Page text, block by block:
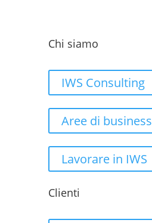
Chi siamo
IWS Consulting
Aree di business
Lavorare in IWS
Clienti